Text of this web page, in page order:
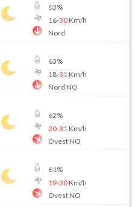
63%
16-30Km/h
Nord
63%
18-31 Km/h
Nord NO
62%
20-31 Km/h
Ovest NO
61%
19-30Km/h
Ovest NO